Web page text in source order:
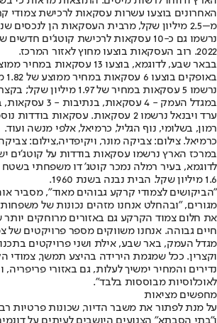
האחרונים בוצעו עשרות עסקאות לרכישת צמודי
מ–2.5 מיליון שקל, מרבית העסקאות הן לנכסים
2022. רוב העסקאות בוצעו מחוץ לאזור המרכז.
במגדל העמק - 4
ערד ויבנאל נרשמו 2 עסקאות. עסקאות
רמון, בשלומי, נוף הגליל, כרמיאל, אלפי מנשה ועוד.
כרמיאל. צילום: צביקה מונר, ויקיפדיה,צילום:
במרכז הארץ נרשמו עסקאות בודדות על קוטג'ים
1.6 מיליון שקל. הבית נבנה בשנת 1960.
״הביקושים לצמודי קרקע גבוהים מאוד", מסביר
מגורים, "ובהחלט אנחנו מזהים נכונות של
את חלום צמוד הקרקע גם באזורים מרוחקים יותר
חיים גבוהה. אנחנו משווקים מספר פרויקטים של
מגדל העמק, באר שבע, אילת ושני פרויקטים
וקצרין. ככל שמגמת הירידה בהיצע תמשך, צמודי
נדירים והמחיר ימשיך לעלות, גם באזורי פריפריה,
לאוכלוסיות מבוססות בלבד״.
מחפשים מציאות
על מנת לפתור את משבר הדיור, שכונות פרטיות